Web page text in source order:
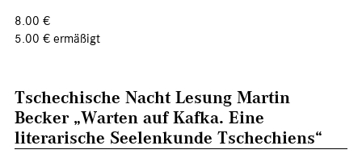
8.00 €
5.00 € ermäßigt
Tschechische Nacht Lesung Martin
Becker „Warten auf Kafka. Eine
literarische Seelenkunde Tschechiens“